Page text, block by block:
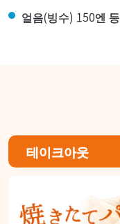
얼음(빙수) 150엔 등
테이크아웃